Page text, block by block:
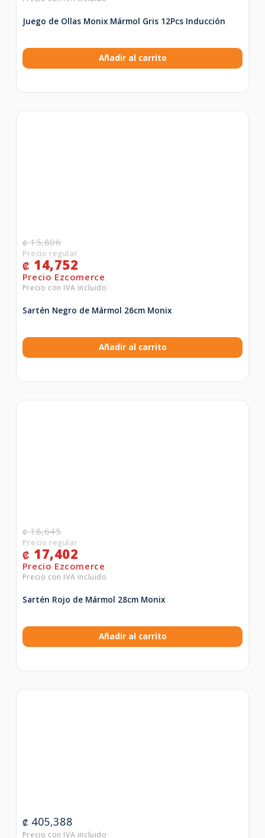
Juego de Ollas Monix Mármol Gris 12Pcs Inducción
Añadir al carrito
₡15,806
₡ 14,752
Sartén Negro de Mármol 26cm Monix
Añadir al carrito
₡18,645
₡ 17,402
Sartén Rojo de Mármol 28cm Monix
Añadir al carrito
₡ 405,388